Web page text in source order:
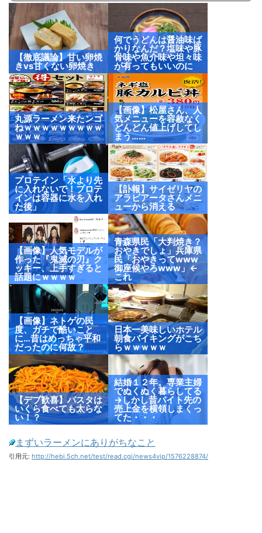
【徹底議論】甘い卵焼
きvs甘くない卵焼き
何でうどんは醤油味ば
かりなんだ？塩味や豚
骨味や魚介味や坦々味
が有ってもいいのに
丸源ラーメン来たンゴ
ねｗｗｗｗｗｗｗｗｗ
ｗｗｗ
【画像】松屋さん、人
気メニューを容赦なく
どんどん値上げしてし
まう……
プロテイン「水より先
に入れないで！プロテ
インは容器に水を入れ
た後」
【訃報】サイゼリヤの
アラビアータさんメニ
ューから消える
【画像】人気モデルが
作った『鬼滅の刃』ク
ッキー、上手すぎると
話題にｗｗｗｗ
青森県民「大判焼き？
おやきでしょ」兵庫県
民「おやきってwww
御座候やろwww」←
これ
【画像】ネトゲの民
度、ガチで酷いこと
に…昔はめっちゃ平和
だったのに何故？
日本一美味しいホテル
朝食バイキングがこち
らｗｗｗｗｗ
【デブ歓喜】パスタは
いくら食べても太らな
い！？
結婚１２年。専業主婦
でぬくぬく暮らしてる
→しかし昔バイト先の
売上金を横領しまくっ
てた・・・
まずいラーメンにありがちなこと
引用元: http://hebi.5ch.net/test/read.cgi/news4vip/1576228874/